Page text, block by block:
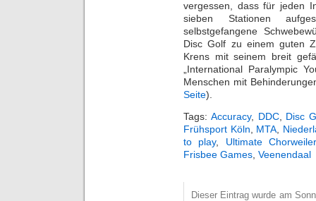
vergessen, dass für jeden
sieben Stationen
selbstgefangene
Disc Golf zu einem guten
Krens mit seinem breit
„International Paralympic
Menschen mit
Seite).
Tags: Accuracy, DDC, Disc
Frühsport Köln
MTA
to play, Ultimate Chorweiler
Frisbee Games Veenendaal
Dieser Eintrag wurde am